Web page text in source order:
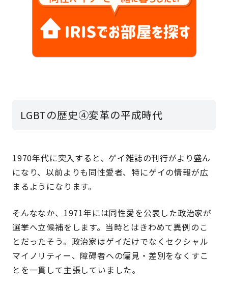
LGBTの歴史④変革の平成時代
1970年代に突入すると、ゲイ雑誌の刊行がより盛ん
になり、以前よりも同性愛者、特にゲイの情報が広
まるようになります。
そんななか、1971年には同性愛を公表した政治家が
選挙へ立候補をします。当時とはきわめて異例のこ
とだったそう。政治家はゲイだけでなくセクシャル
マイノリティー、障碍者への偏見・差別をなくすこ
とを一貫して主張していました。